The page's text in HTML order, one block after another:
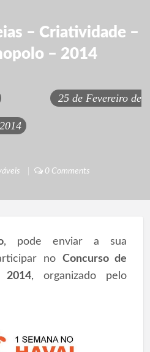
– Criatividade –
– 2014
25 de Fevereiro de
2014
0 Comments
, pode enviar a sua
no Concurso de
2014, organizado pelo